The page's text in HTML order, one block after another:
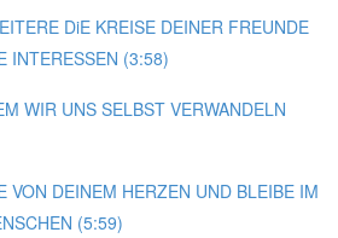
DiE KREISE DEINER FREUNDE
INTERESSEN (3:58)
WIR UNS SELBST VERWANDELN
VON DEINEM HERZEN UND BLEIBE IM
(5:59)